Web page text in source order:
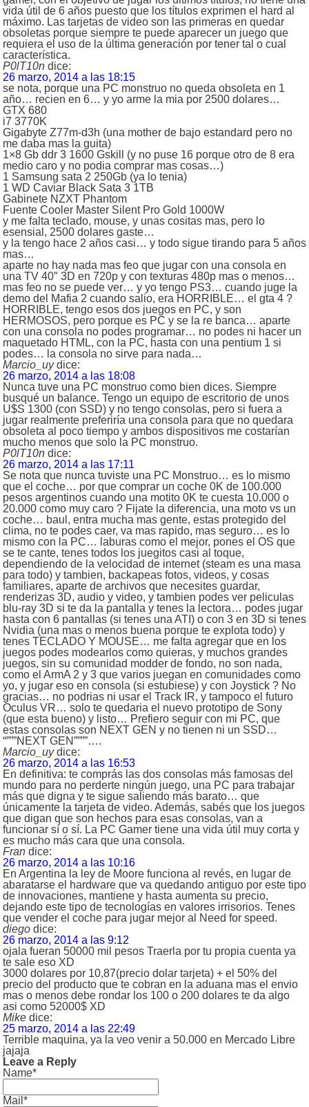
vida útil de 6 años puesto que los títulos exprimen el hard al
máximo. Las tarjetas de video son las primeras en quedar
obsoletas porque siempre te puede aparecer un juego que
requiera el uso de la última generación por tener tal o cual
característica.
P0lT10n dice:
26 marzo, 2014 a las 18:15
se nota, porque una PC monstruo no queda obsoleta en 1
año… recien en 6… y yo arme la mia por 2500 dolares…
GTX 680
i7 3770K
Gigabyte Z77m-d3h (una mother de bajo estandard pero no
me daba mas la guita)
1×8 Gb ddr 3 1600 Gskill (y no puse 16 porque otro de 8 era
medio caro y no podia comprar mas cosas…)
1 Samsung sata 2 250Gb (ya lo tenia)
1 WD Caviar Black Sata 3 1TB
Gabinete NZXT Phantom
Fuente Cooler Master Silent Pro Gold 1000W
y me falta teclado, mouse, y unas cositas mas, pero lo
esensial, 2500 dolares gaste…
y la tengo hace 2 años casi… y todo sigue tirando para 5 años
mas…
aparte no hay nada mas feo que jugar con una consola en
una TV 40″ 3D en 720p y con texturas 480p mas o menos…
mas feo no se puede ver… y yo tengo PS3… cuando juge la
demo del Mafia 2 cuando salio, era HORRIBLE… el gta 4 ?
HORRIBLE, tengo esos dos juegos en PC, y son
HERMOSOS, pero porque es PC y se la re banca… aparte
con una consola no podes programar… no podes ni hacer un
maquetado HTML, con la PC, hasta con una pentium 1 si
podes… la consola no sirve para nada…
Marcio_uy dice:
26 marzo, 2014 a las 18:08
Nunca tuve una PC monstruo como bien dices. Siempre
busqué un balance. Tengo un equipo de escritorio de unos
U$S 1300 (con SSD) y no tengo consolas, pero si fuera a
jugar realmente preferiría una consola para que no quedara
obsoleta al poco tiempo y ambos dispositivos me costarían
mucho menos que solo la PC monstruo.
P0lT10n dice:
26 marzo, 2014 a las 17:11
Se nota que nunca tuviste una PC Monstruo… es lo mismo
que el coche… por que comprar un coche 0K de 100.000
pesos argentinos cuando una motito 0K te cuesta 10.000 o
20.000 como muy caro ? Fijate la diferencia, una moto vs un
coche… baul, entra mucha mas gente, estas protegido del
clima, no te podes caer, va mas rapido, mas seguro… es lo
mismo con la PC… laburas como el mejor, pones el OS que
se te cante, tenes todos los juegitos casi al toque,
dependiendo de la velocidad de internet (steam es una masa
para todo) y tambien, backapeas fotos, videos, y cosas
familiares, aparte de archivos que necesites guardar,
renderizas 3D, audio y video, y tambien podes ver peliculas
blu-ray 3D si te da la pantalla y tenes la lectora… podes jugar
hasta con 6 pantallas (si tenes una ATI) o con 3 en 3D si tenes
Nvidia (una mas o menos buena porque te explota todo) y
tenes TECLADO Y MOUSE… me falta agregar que en los
juegos podes modearlos como quieras, y muchos grandes
juegos, sin su comunidad modder de fondo, no son nada,
como el ArmA 2 y 3 que varios juegan en comunidades como
yo, y jugar eso en consola (si estubiese) y con Joystick ? No
gracias… no podrias ni usar el Track IR, y tampoco el futuro
Oculus VR… solo te quedaria el nuevo prototipo de Sony
(que esta bueno) y listo… Prefiero seguir con mi PC, que
estas consolas son NEXT GEN y no tienen ni un SSD…
“”””NEXT GEN””””….
Marcio_uy dice:
26 marzo, 2014 a las 16:53
En definitiva: te comprás las dos consolas más famosas del
mundo para no perderte ningún juego, una PC para trabajar
más que digna y te sigue saliendo más barato… que
únicamente la tarjeta de video. Además, sabés que los juegos
que digan que son hechos para esas consolas, van a
funcionar sí o sí. La PC Gamer tiene una vida útil muy corta y
es mucho más cara que una consola.
Fran dice:
26 marzo, 2014 a las 10:16
En Argentina la ley de Moore funciona al revés, en lugar de
abaratarse el hardware que va quedando antiguo por este tipo
de innovaciones, mantiene y hasta aumenta su precio,
dejando este tipo de tecnologías en valores irrisorios. Tenes
que vender el coche para jugar mejor al Need for speed.
diego dice:
26 marzo, 2014 a las 9:12
ojala fueran 50000 mil pesos Traerla por tu propia cuenta ya
te sale eso XD
3000 dolares por 10,87(precio dolar tarjeta) + el 50% del
precio del producto que te cobran en la aduana mas el envio
mas o menos debe rondar los 100 o 200 dolares te da algo
asi como 52000$ XD
Mike dice:
25 marzo, 2014 a las 22:49
Terrible maquina, ya la veo venir a 50.000 en Mercado Libre
jajaja
Leave a Reply
Name*
Mail*